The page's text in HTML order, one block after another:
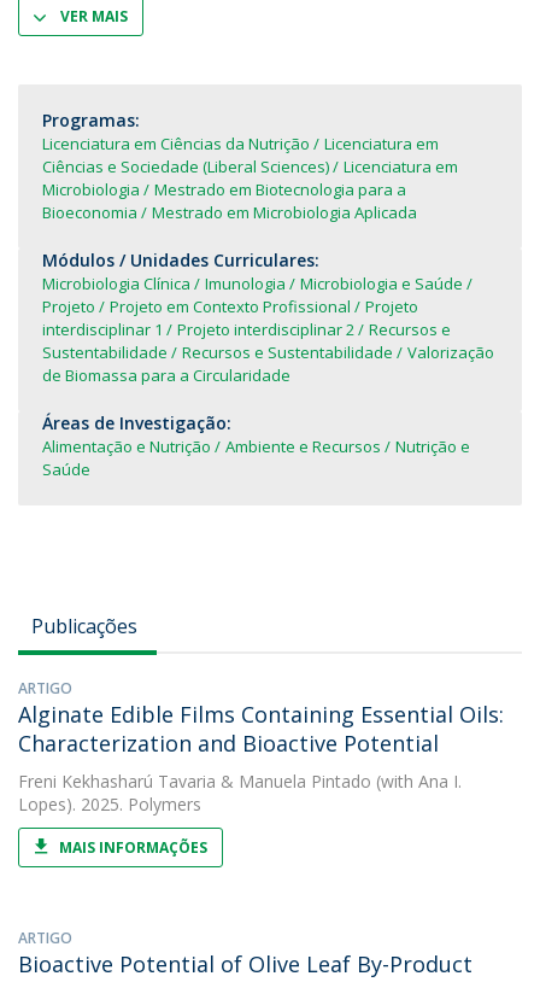
VER MAIS
Programas:
Licenciatura em Ciências da Nutrição
Licenciatura em
Ciências e Sociedade (Liberal Sciences)
Licenciatura em
Microbiologia
Mestrado em Biotecnologia para a
Bioeconomia
Mestrado em Microbiologia Aplicada
Módulos / Unidades Curriculares:
Microbiologia Clínica Imunologia
Microbiologia e Saúde
Projeto
Projeto em Contexto Profissional
Projeto
interdisciplinar 1
Projeto interdisciplinar 2
Recursos e
Sustentabilidade
Recursos e Sustentabilidade
Valorização
de Biomassa para a Circularidade
Áreas de Investigação:
Alimentação e Nutrição Ambiente e Recursos
Nutrição e
Saúde
Publicações
ARTIGO
Alginate Edible Films Containing Essential Oils:
Characterization and Bioactive Potential
Freni Kekhasharú Tavaria & Manuela Pintado (with Ana I.
Lopes). 2025. Polymers
MAIS INFORMAÇÕES
ARTIGO
Bioactive Potential of Olive Leaf By-Product